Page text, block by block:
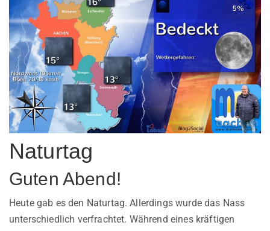
Naturtag
Guten Abend!
Heute gab es den Naturtag. Allerdings wurde das Nass
unterschiedlich verfrachtet. Während eines kräftigen